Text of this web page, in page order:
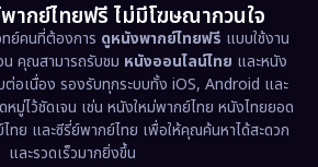
(61)
(218)
(36)
ากย์ไทยฟรี ไม่มีโฆษณากวนใจ
ย์คนที่ต้องการ ดูหนังพากย์ไทยฟรี แบบใช้งาน
น คุณสามารถรับชม หนังออนไลน์ไทย และหนัง
ต่อเนื่อง รองรับทุกระบบทั้ง iOS, Android และ
มู่ไว้ชัดเจน เช่น หนังใหม่พากย์ไทย หนังไทยยอด
ย และซีรี่ย์พากย์ไทย เพื่อให้คุณค้นหาได้สะดวก
และรวดเร็วมากยิ่งขึ้น